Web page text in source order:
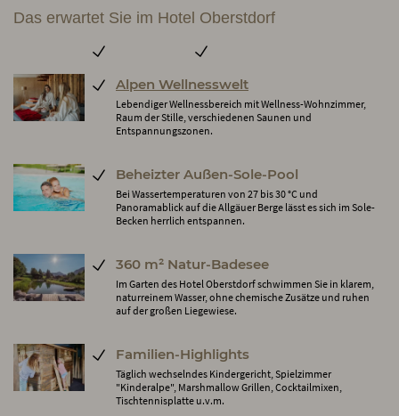
Das erwartet Sie im Hotel Oberstdorf
Alpen Wellnesswelt
Lebendiger Wellnessbereich mit Wellness-Wohnzimmer,
Raum der Stille, verschiedenen Saunen und
Entspannungszonen.
Beheizter Außen-Sole-Pool
Bei Wassertemperaturen von 27 bis 30 °C und
Panoramablick auf die Allgäuer Berge lässt es sich im Sole-
Becken herrlich entspannen.
360 m² Natur-Badesee
Im Garten des Hotel Oberstdorf schwimmen Sie in klarem,
naturreinem Wasser, ohne chemische Zusätze und ruhen
auf der großen Liegewiese.
Familien-Highlights
Täglich wechselndes Kindergericht, Spielzimmer
"Kinderalpe", Marshmallow Grillen, Cocktailmixen,
Tischtennisplatte u.v.m.